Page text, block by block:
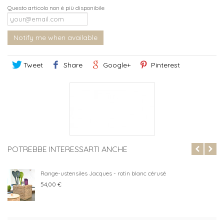
Questo articolo non è più disponibile
Notify me when available
Tweet Share Google+ Pinterest
POTREBBE INTERESSARTI ANCHE
Range-ustensiles Jacques - rotin blanc cérusé
54,00 €